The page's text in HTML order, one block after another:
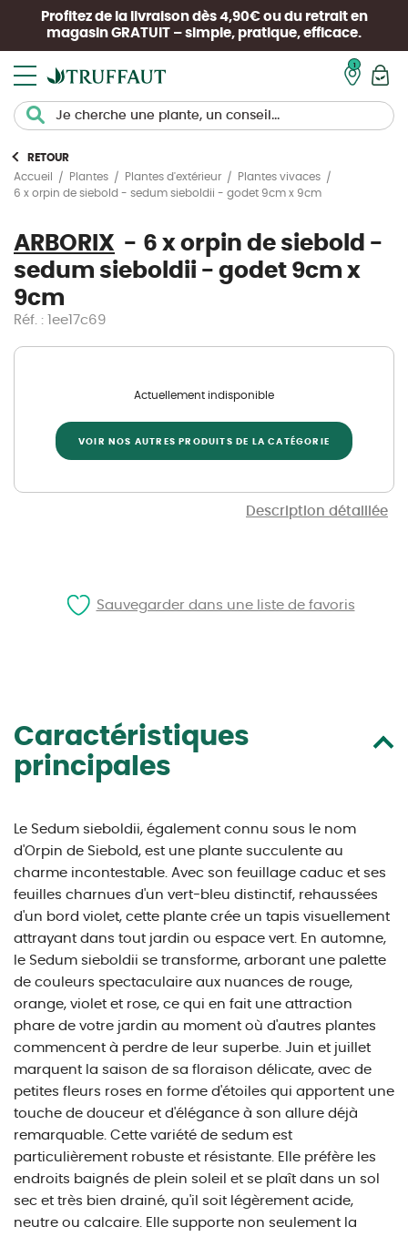
Profitez de la livraison dès 4,90€ ou du retrait en
magasin GRATUIT – simple, pratique, efficace.
RETOUR
Accueil
Plantes Plantes d'extérieur
Plantes vivaces
6 x orpin de siebold - sedum sieboldii - godet 9cm x 9cm
ARBORIX
6 x orpin de siebold -
sedum sieboldii - godet 9cm x
9cm
Réf. : 1ee17c69
Description détaillée
Actuellement indisponible
VOIR NOS AUTRES PRODUITS DE LA CATÉGORIE
Caractéristiques
principales
Le Sedum sieboldii, également connu sous le nom
d'Orpin de Siebold, est une plante succulente au
charme incontestable. Avec son feuillage caduc et ses
feuilles charnues d'un vert-bleu distinctif, rehaussées
d'un bord violet, cette plante crée un tapis visuellement
attrayant dans tout jardin ou espace vert. En automne,
le Sedum sieboldii se transforme, arborant une palette
de couleurs spectaculaire aux nuances de rouge,
orange, violet et rose, ce qui en fait une attraction
phare de votre jardin au moment où d'autres plantes
commencent à perdre de leur superbe. Juin et juillet
marquent la saison de sa floraison délicate, avec de
petites fleurs roses en forme d'étoiles qui apportent une
touche de douceur et d'élégance à son allure déjà
remarquable. Cette variété de sedum est
particulièrement robuste et résistante. Elle préfère les
endroits baignés de plein soleil et se plaît dans un sol
sec et très bien drainé, qu'il soit légèrement acide,
neutre ou calcaire. Elle supporte non seulement la
Sauvegarder dans une liste de favoris